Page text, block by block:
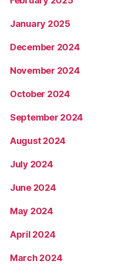
January 2025
December 2024
November 2024
October 2024
September 2024
August 2024
July 2024
June 2024
May 2024
April 2024
March 2024